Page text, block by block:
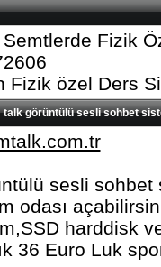
Fizik
Fizik özel Ders
görüntülü sesli sohbet
sesli
odası
harddisk
36 Euro Luk